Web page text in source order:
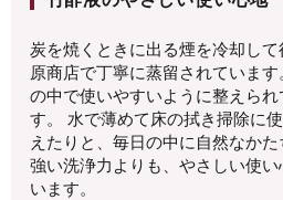
炭を焼くときに出る煙を冷却し
原商店で丁寧に蒸留されていま
の中で使いやすいように整えら
す。 水で薄めて床の拭き掃除に
えたりと、毎日の中に自然なかた
強い洗浄力よりも、やさしい使
います。